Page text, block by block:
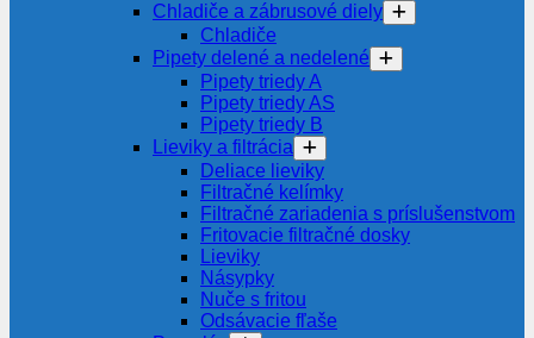
Chladiče a zábrusové diely
Chladiče
Pipety delené a nedelené
Pipety triedy A
Pipety triedy AS
Pipety triedy B
Lieviky a filtrácia
Deliace lieviky
Filtračné kelímky
Filtračné zariadenia s príslušenstvom
Fritovacie filtračné dosky
Lieviky
Násypky
Nuče s fritou
Odsávacie fľaše